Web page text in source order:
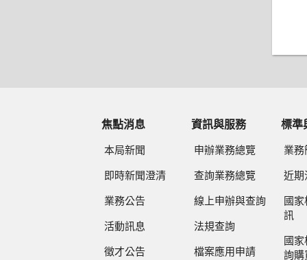
焦點消息
本局新聞
即時新聞澄清
業務公告
活動訊息
徵才公告
資訊與服務
申辦業務總覽
查詢業務總覽
線上申辦與查詢
法規查詢
檔案應用申請
標準
業務
近期
國
訊
國
詢購